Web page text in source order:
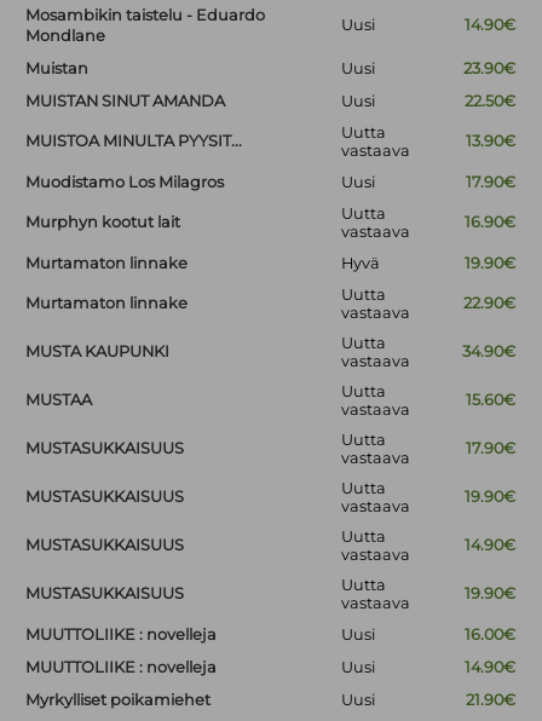
Mosambikin taistelu - Eduardo
Mondlane
Uusi 14.90€
Muistan Uusi
23.90€
MUISTAN SINUT AMANDA
Uusi 22.50€
MUISTOA MINULTA PYYSIT...
Uutta
vastaava
13.90€
Muodistamo Los Milagros Uusi 17.90€
Murphyn kootut lait
Uutta
vastaava
16.90€
Murtamaton linnake Hyvä 19.90€
Murtamaton linnake
Uutta
vastaava
22.90€
MUSTA KAUPUNKI
Uutta
vastaava
34.90€
MUSTAA
Uutta
vastaava
15.60€
MUSTASUKKAISUUS
Uutta
vastaava
17.90€
MUSTASUKKAISUUS
Uutta
vastaava
19.90€
MUSTASUKKAISUUS
Uutta
vastaava
14.90€
MUSTASUKKAISUUS
Uutta
vastaava
19.90€
MUUTTOLIIKE : novelleja Uusi
16.00€
MUUTTOLIIKE : novelleja
Uusi
14.90€
Myrkylliset poikamiehet
Uusi 21.90€